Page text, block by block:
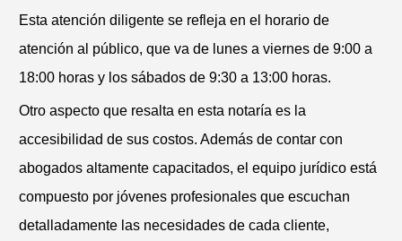
Esta atención diligente se refleja en el horario de
atención al público, que va de lunes a viernes de 9:00 a
18:00 horas y los sábados de 9:30 a 13:00 horas.
Otro aspecto que resalta en esta notaría es la
accesibilidad de sus costos. Además de contar con
abogados altamente capacitados, el equipo jurídico está
compuesto por jóvenes profesionales que escuchan
detalladamente las necesidades de cada cliente,